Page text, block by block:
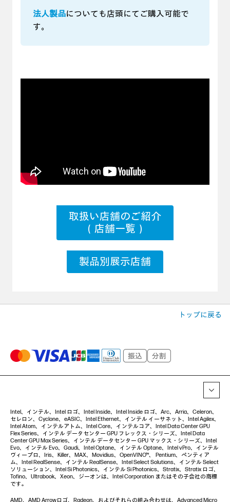
法人製品についても店頭にてご購入可能で
す。
取扱い店舗のご紹介
（店舗一覧）
製品別展示店舗
トップに戻る
Intel、インテル、Intel ロゴ、Intel Inside、Intel Inside ロゴ、Arc、Arria、Celeron、
セレロン、Cyclone、eASIC、Intel Ethernet、インテル イーサネット、Intel Agilex、
Intel Atom、インテルアトム、Intel Core、インテルコア、Intel Data Center GPU
Flex Series、インテル データセンター GPU フレックス・シリーズ、Intel Data
Center GPU Max Series、インテル データセンター GPU マックス・シリーズ、Intel
Evo、インテル Evo、Gaudi、Intel Optane、インテル Optane、Intel vPro、インテル
ヴィープロ、Iris、Killer、MAX、Movidius、OpenVINO™、 Pentium、ペンティア
ム、Intel RealSense、インテル RealSense、Intel Select Solutions、インテル Select
ソリューション、Intel Si Photonics、インテル Si Photonics、Stratix、Stratix ロゴ、
Tofino、Ultrabook、Xeon、ジーオンは、Intel Corporation またはその子会社の商標
です。
AMD、AMD Arrowロゴ、Radeon、およびそれらの組み合わせは、Advanced Micro